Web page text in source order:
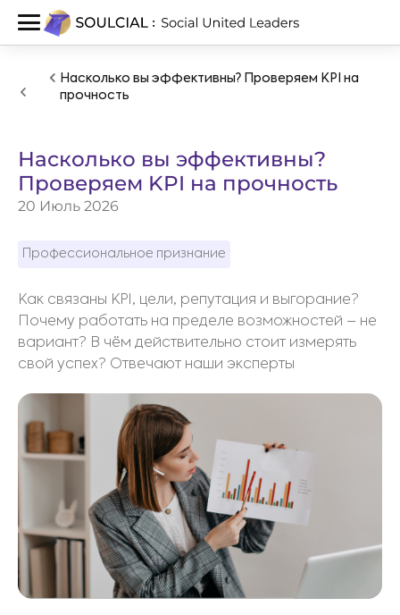
Насколько вы эффективны? Проверяем KPI на
прочность
Насколько вы эффективны?
Проверяем KPI на прочность
20 Июль 2026
Профессиональное признание
Как связаны KPI, цели, репутация и выгорание?
Почему работать на пределе возможностей – не
вариант? В чём действительно стоит измерять
свой успех? Отвечают наши эксперты